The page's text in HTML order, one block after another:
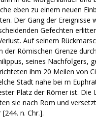
eben zu einem neuen
Der Gang der Ereignisse
Gefechten
Auf seinem
der Römischen Grenze
seines Nachfolgers,
ihm 20 Meilen von
Stadt nahe bei m
Platz der Römer ist. Die
sie nach Rom und
n. Chr.].